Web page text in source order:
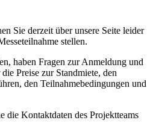
Sie derzeit über unsere Seite leider
stellen.
haben Fragen zur Anmeldung und
Preise zur Standmiete, den
den Teilnahmebedingungen und
die Kontaktdaten des Projektteams